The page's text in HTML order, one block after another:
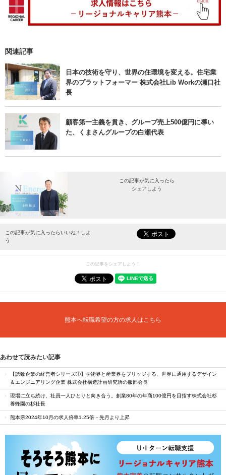
関連記事
日本の技術を守り、世界の住環境を変える。住宅業
界のプラットフォーマー 株式会社Lib Workの瀬口社
長
顧客第一主義を貫き、グループ売上500億円に導い
た、くまさんグループの白瀬代表
この記事が気に入ったら
シェアしよう
最新情報をお届けします。
この記事が気に入ったらいいね！しよ
う
この記事をシェアしよう！
熊本へ転職希望の方の求人はこちら
あわせて読みたい記事
【誘致企業の経営者シリーズ①】学術界と産業界をブリッジする、世界に通用するデザイン
＆エンジニアリング企業 株式会社構造計画研究所の服部会長
現場に立ち続け、社員一人ひとりと向き合う。創業80年の年商100億円を目指す株式会社杉
養蜂園の杉社長
熊本県2024年10月の求人倍率1.25倍－先月より上昇